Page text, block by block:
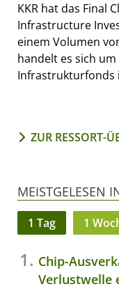
KKR hat das Final
Infrastructure
einem Volumen
handelt es sich
Infrastrukturfonds
ZUR RESSORT-
MEISTGELESEN
1 Tag 1
Chip-
Verlustwelle